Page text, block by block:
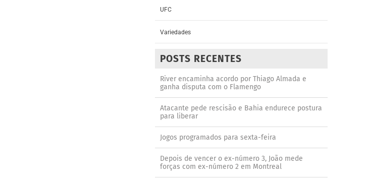
UFC
Variedades
POSTS RECENTES
River encaminha acordo por Thiago Almada e
ganha disputa com o Flamengo
Atacante pede rescisão e Bahia endurece postura
para liberar
Jogos programados para sexta-feira
Depois de vencer o ex-número 3, João mede
forças com ex-número 2 em Montreal